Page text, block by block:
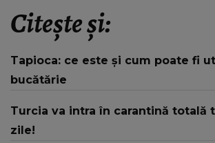
Citește și:
Tapioca: ce este și cum poate fi
bucătărie
Turcia va intra în carantină totală
zile!